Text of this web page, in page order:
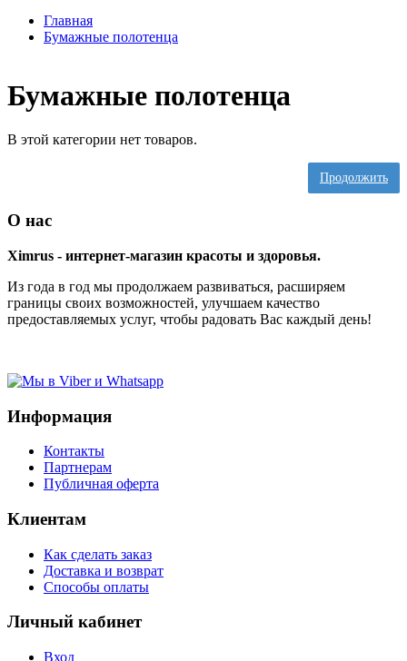
Главная
Бумажные полотенца
Бумажные полотенца
В этой категории нет товаров.
Продолжить
О нас
Ximrus - интернет-магазин красоты и здоровья.
Из года в год мы продолжаем развиваться, расширяем
границы своих возможностей, улучшаем качество
предоставляемых услуг, чтобы радовать Вас каждый день!
Информация
Контакты
Партнерам
Публичная оферта
Клиентам
Как сделать заказ
Доставка и возврат
Способы оплаты
Личный кабинет
Вход